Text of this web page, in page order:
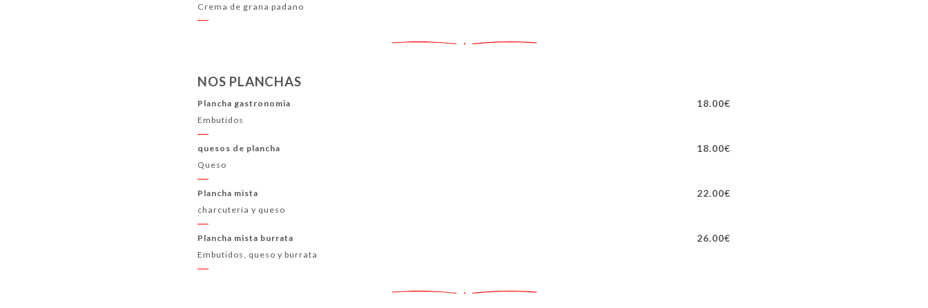
Crema de grana padano
NOS PLANCHAS
Plancha gastronomia 18.00€
Embutidos
quesos de plancha 18.00€
Queso
Plancha mista 22.00€
charcutería y queso
Plancha mista burrata 26.00€
Embutidos, queso y burrata